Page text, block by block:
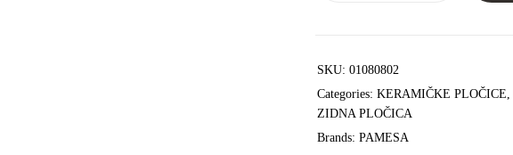
SKU: 01080802
Categories: KERAMIČKE PLOČICE,
ZIDNA PLOČICA
Brands: PAMESA